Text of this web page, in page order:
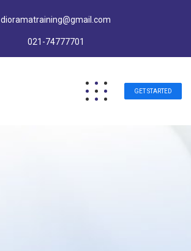
dioramatraining@gmail.com
021-74777701
GET STARTED